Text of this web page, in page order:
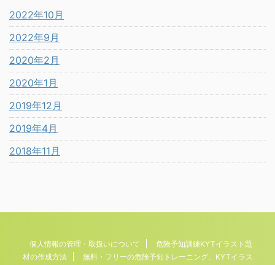
2022年10月
2022年9月
2020年2月
2020年1月
2019年12月
2019年4月
2018年11月
個人情報の管理・取扱いについて
危険予知訓練KYTイラスト題
材の作成方法
無料・フリーの危険予知トレーニング、KYTイラス